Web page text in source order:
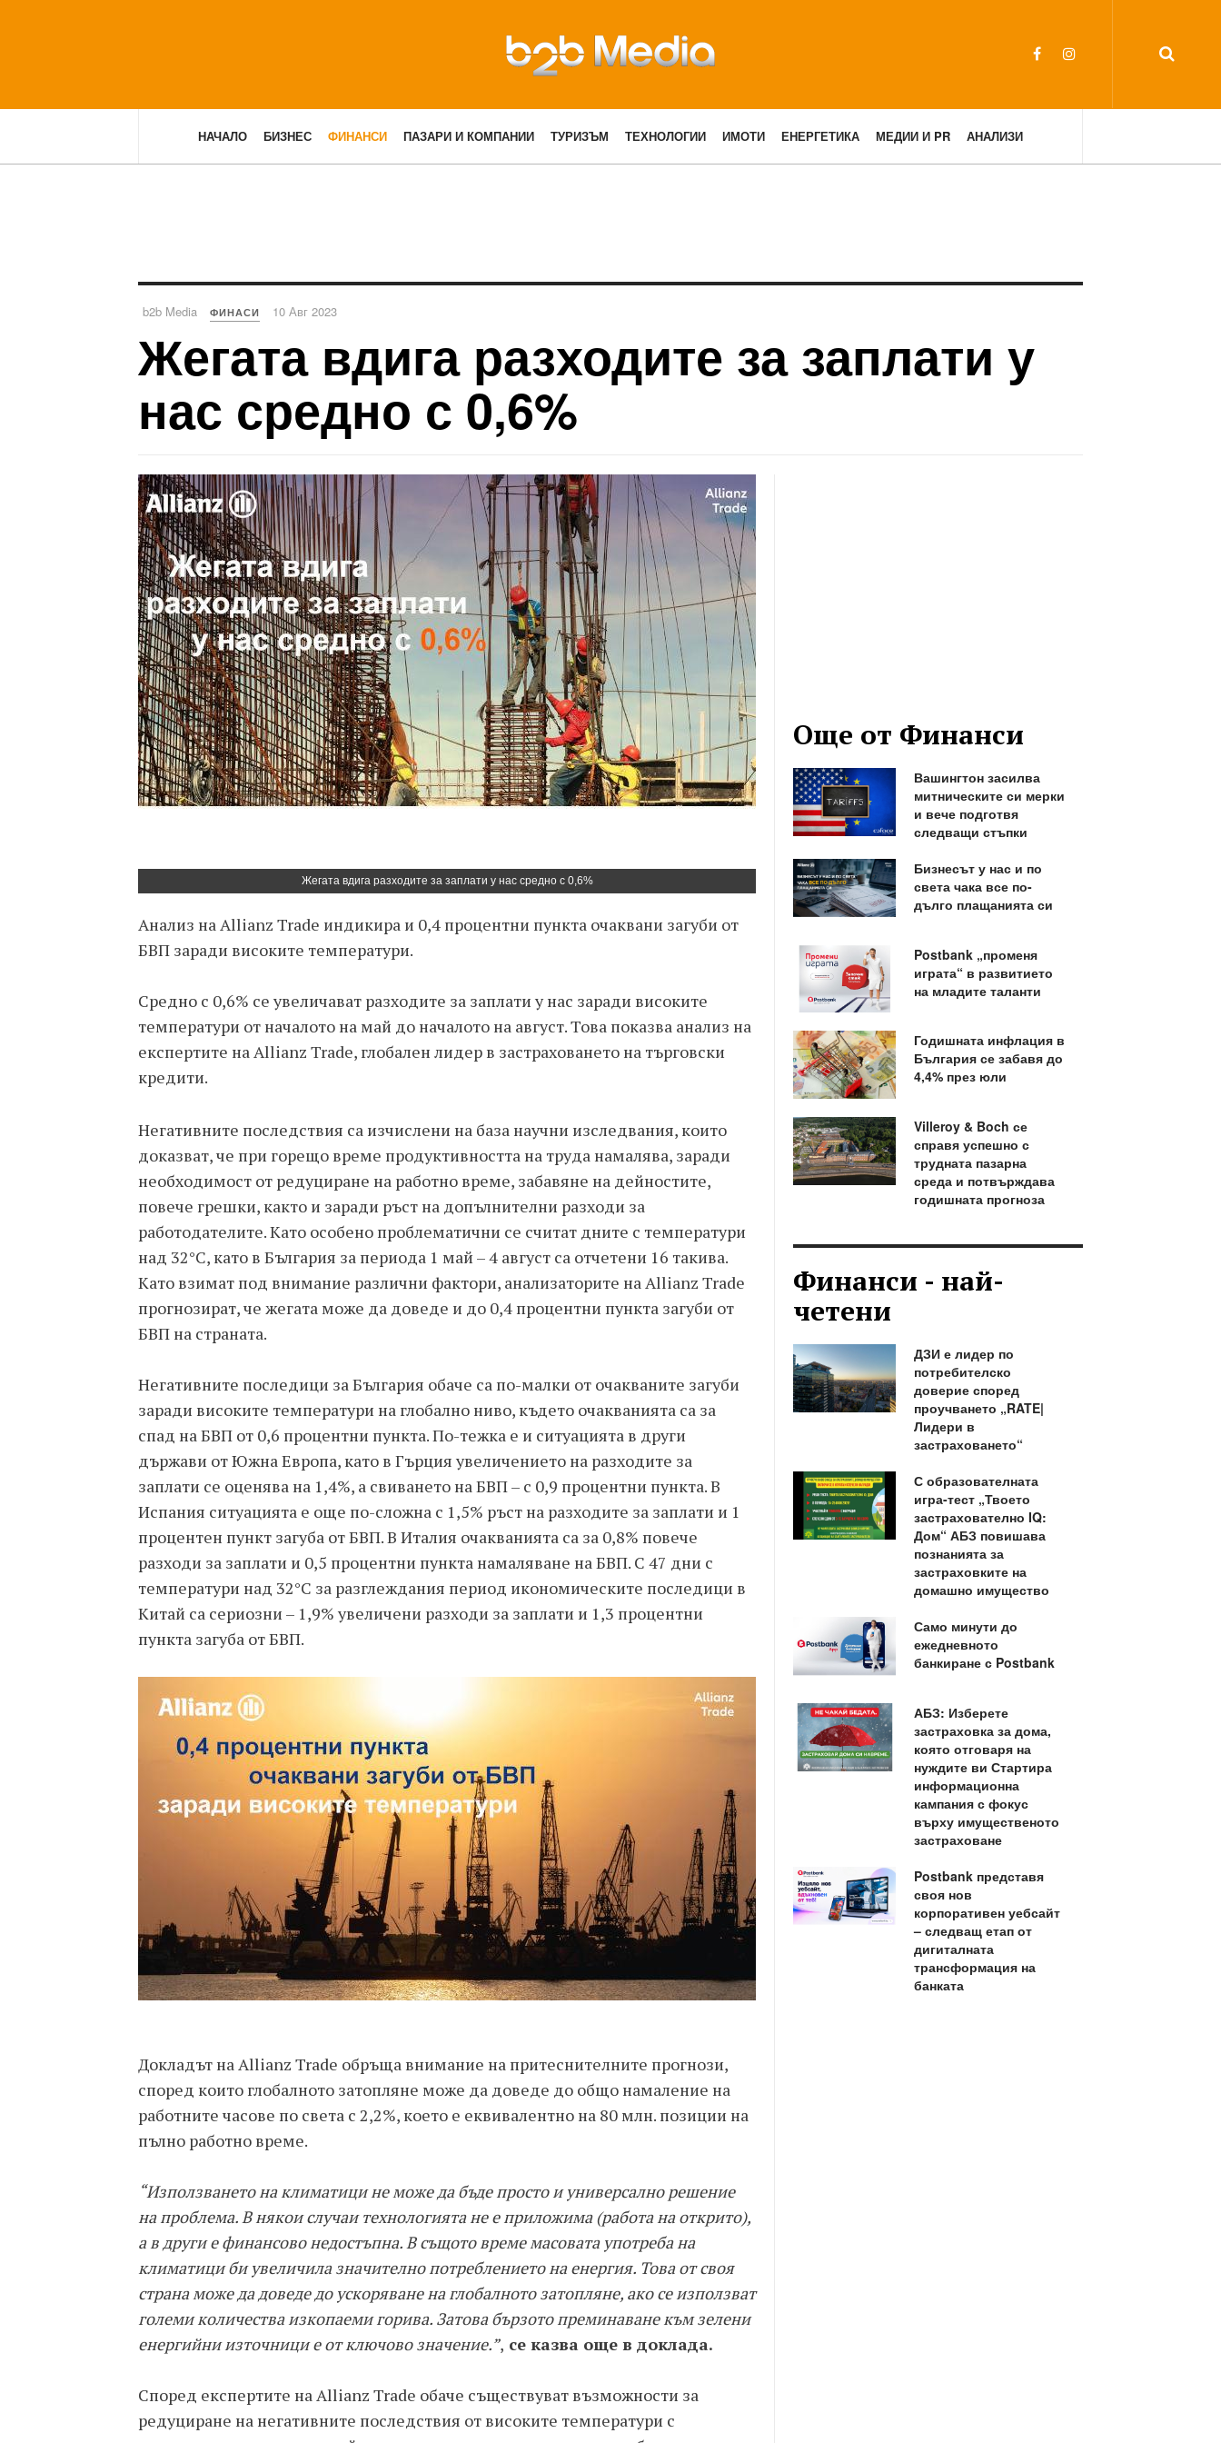
НАЧАЛО БИЗНЕС ФИНАНСИ ПАЗАРИ И КОМПАНИИ ТУРИЗЪМ ТЕХНОЛОГИИ ИМОТИ ЕНЕРГЕТИКА МЕДИИ И PR АНАЛИЗИ
b2b Media ФИНАСИ 10 Авг 2023
Жегата вдига разходите за заплати у
нас средно с 0,6%
Жегата вдига разходите за заплати у нас средно с 0,6%
Анализ на Allianz Trade индикира и 0,4 процентни пункта очаквани загуби от
БВП заради високите температури.
Средно с 0,6% се увеличават разходите за заплати у нас заради високите
температури от началото на май до началото на август. Това показва анализ на
експертите на Allianz Trade, глобален лидер в застраховането на търговски
кредити.
Негативните последствия са изчислени на база научни изследвания, които
доказват, че при горещо време продуктивността на труда намалява, заради
необходимост от редуциране на работно време, забавяне на дейностите,
повече грешки, както и заради ръст на допълнителни разходи за
работодателите. Като особено проблематични се считат дните с температури
над 32°C, като в България за периода 1 май – 4 август са отчетени 16 такива.
Като взимат под внимание различни фактори, анализаторите на Allianz Trade
прогнозират, че жегата може да доведе и до 0,4 процентни пункта загуби от
БВП на страната.
Негативните последици за България обаче са по-малки от очакваните загуби
заради високите температури на глобално ниво, където очакванията са за
спад на БВП от 0,6 процентни пункта. По-тежка е и ситуацията в други
държави от Южна Европа, като в Гърция увеличението на разходите за
заплати се оценява на 1,4%, а свиването на БВП – с 0,9 процентни пункта. В
Испания ситуацията е още по-сложна с 1,5% ръст на разходите за заплати и 1
процентен пункт загуба от БВП. В Италия очакванията са за 0,8% повече
разходи за заплати и 0,5 процентни пункта намаляване на БВП. С 47 дни с
температури над 32°C за разглеждания период икономическите последици в
Китай са сериозни – 1,9% увеличени разходи за заплати и 1,3 процентни
пункта загуба от БВП.
Докладът на Allianz Trade обръща внимание на притеснителните прогнози,
според които глобалното затопляне може да доведе до общо намаление на
работните часове по света с 2,2%, което е еквивалентно на 80 млн. позиции на
пълно работно време.
“Използването на климатици не може да бъде просто и универсално решение
на проблема. В някои случаи технологията не е приложима (работа на открито),
а в други е финансово недостъпна. В същото време масовата употреба на
климатици би увеличила значително потреблението на енергия. Това от своя
страна може да доведе до ускоряване на глобалното затопляне, ако се използват
големи количества изкопаеми горива. Затова бързото преминаване към зелени
енергийни източници е от ключово значение.”, се казва още в доклада.
Според експертите на Allianz Trade обаче съществуват възможности за
редуциране на негативните последствия от високите температури с
Още от Финанси
Вашингтон засилва
митническите си мерки
и вече подготвя
следващи стъпки
Бизнесът у нас и по
света чака все по-
дълго плащанията си
Postbank „променя
играта“ в развитието
на младите таланти
Годишната инфлация в
България се забавя до
4,4% през юли
Villeroy & Boch се
справя успешно с
трудната пазарна
среда и потвърждава
годишната прогноза
Финанси - най-
четени
ДЗИ е лидер по
потребителско
доверие според
проучването „RATE|
Лидери в
застраховането“
С образователната
игра-тест „Твоето
застрахователно IQ:
Дом“ АБЗ повишава
познанията за
застраховките на
домашно имущество
Само минути до
ежедневното
банкиране с Postbank
АБЗ: Изберете
застраховка за дома,
която отговаря на
нуждите ви Стартира
информационна
кампания с фокус
върху имущественото
застраховане
Postbank представя
своя нов
корпоративен уебсайт
– следващ етап от
дигиталната
трансформация на
банката